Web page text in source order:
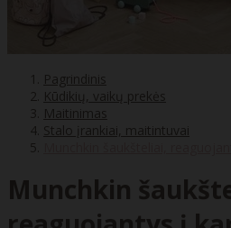
Pagrindinis
Kūdikių, vaikų prekės
Maitinimas
Stalo įrankiai, maitintuvai
Munchkin